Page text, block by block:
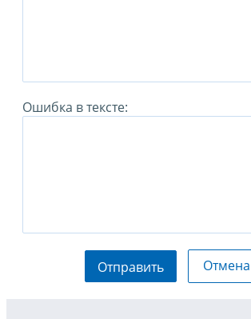
Ошибка в тексте:
Отправить Отмена